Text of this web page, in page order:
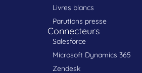
Livres blancs
Parutions presse
Connecteurs
Salesforce
Microsoft Dynamics 365
Zendesk